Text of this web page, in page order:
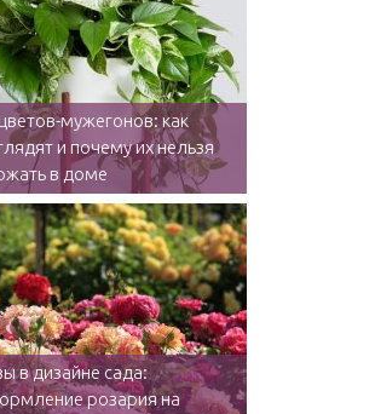
мужегонов: как
и почему их нельзя
в доме
в дизайне сада:
розария на